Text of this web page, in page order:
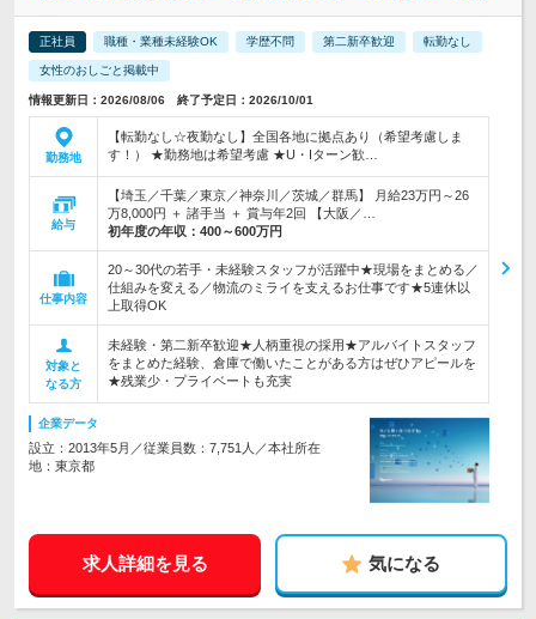
正社員 職種・業種未経験OK 学歴不問 第二新卒歓迎 転勤なし
女性のおしごと掲載中
情報更新日：2026/08/06 終了予定日：2026/10/01
勤務地
【転勤なし☆夜勤なし】全国各地に拠点あり（希望考慮しま
す！） ★勤務地は希望考慮 ★U・Iターン歓…
給与
【埼玉／千葉／東京／神奈川／茨城／群馬】 月給23万円～26
万8,000円 ＋ 諸手当 ＋ 賞与年2回 【大阪／…
初年度の年収： 400～600万円
仕事内容
20～30代の若手・未経験スタッフが活躍中★現場をまとめる／
仕組みを変える／物流のミライを支えるお仕事です★5連休以
上取得OK
対象と
なる方
未経験・第二新卒歓迎★人柄重視の採用★アルバイトスタッフ
をまとめた経験、倉庫で働いたことがある方はぜひアピールを
★残業少・プライベートも充実
企業データ
設立：2013年5月／従業員数：7,751人／本社所在
地：東京都
求人詳細を見る 気になる